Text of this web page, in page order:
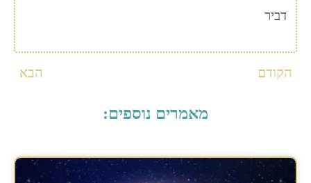
דביר
הקודם הבא
מאמרים נוספים: